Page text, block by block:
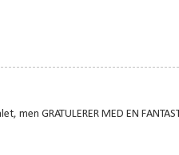
men GRATULERER MED EN